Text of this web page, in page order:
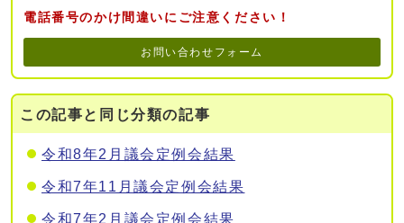
電話番号のかけ間違いにご注意ください！
お問い合わせフォーム
この記事と同じ分類の記事
令和8年2月議会定例会結果
令和7年11月議会定例会結果
令和7年2月議会定例会結果